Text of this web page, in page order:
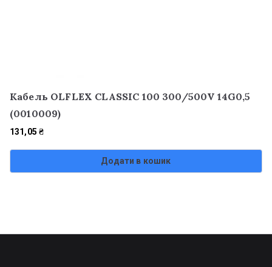
Кабель OLFLEX CLASSIC 100 300/500V 14G0,5
(0010009)
131,05₴
Додати в кошик